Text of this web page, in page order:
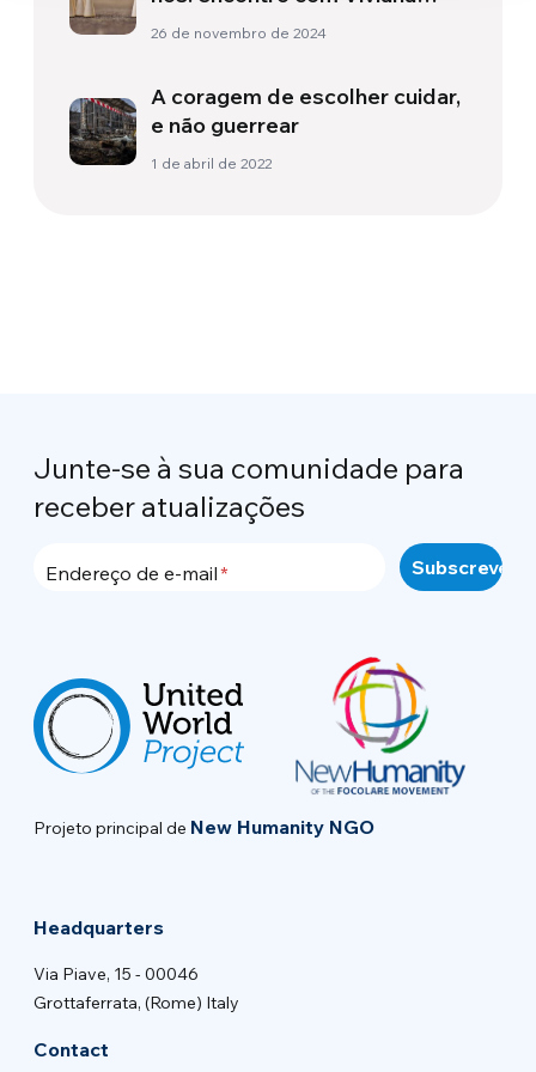
Colonnetti
26 de novembro de 2024
A coragem de escolher cuidar,
e não guerrear
1 de abril de 2022
Junte-se à sua comunidade para
receber atualizações
Endereço de e-mail
Projeto principal de New Humanity NGO
Headquarters
Via Piave, 15 - 00046
Grottaferrata, (Rome) Italy
Contact